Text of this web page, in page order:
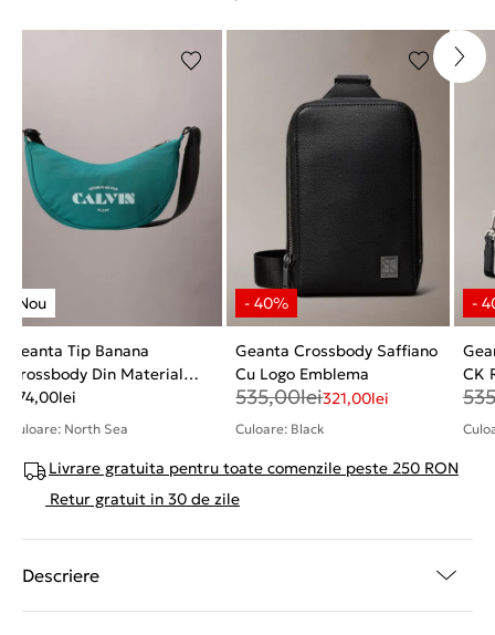
Geanta Tip Banana
Crossbody Din Material
Textil Cu Logo Grafic
374,00lei
Culoare: North Sea
Geanta Crossbody Saffiano
Cu Logo Emblema
535,00lei321,00lei
Culoare: Black
CK
Livrare gratuita pentru toate comenzile peste 250 RON
Retur gratuit in 30 de zile
Descriere